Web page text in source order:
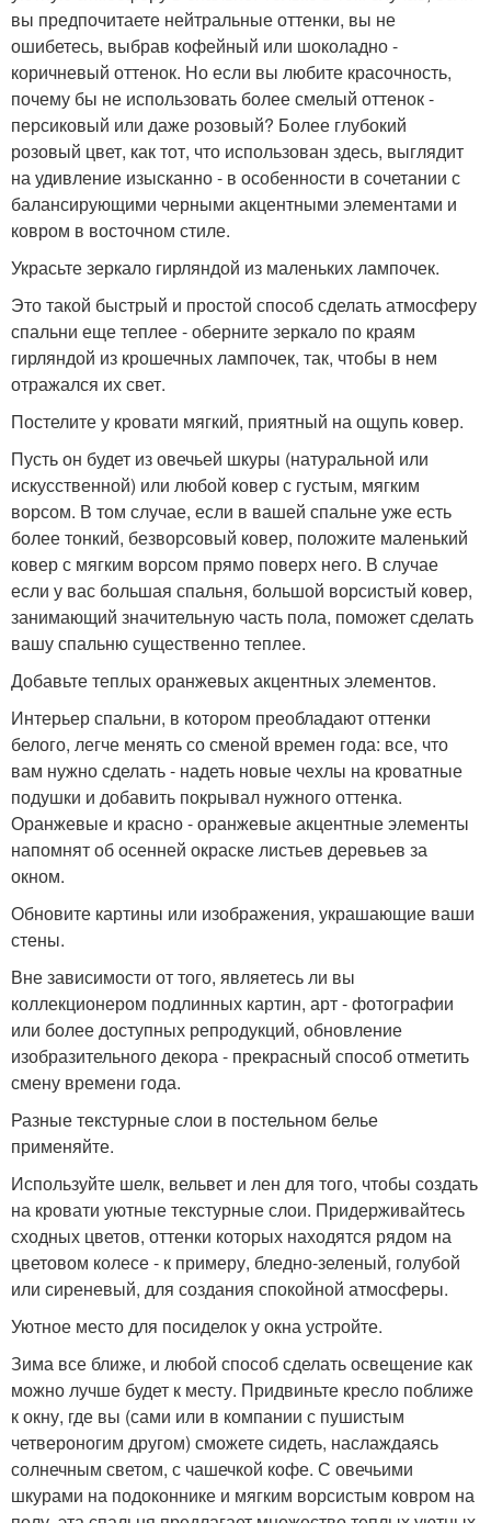
вы предпочитаете нейтральные оттенки, вы не
ошибетесь, выбрав кофейный или шоколадно -
коричневый оттенок. Но если вы любите красочность,
почему бы не использовать более смелый оттенок -
персиковый или даже розовый? Более глубокий
розовый цвет, как тот, что использован здесь, выглядит
на удивление изысканно - в особенности в сочетании с
балансирующими черными акцентными элементами и
ковром в восточном стиле.
Украсьте зеркало гирляндой из маленьких лампочек.
Это такой быстрый и простой способ сделать атмосферу
спальни еще теплее - оберните зеркало по краям
гирляндой из крошечных лампочек, так, чтобы в нем
отражался их свет.
Постелите у кровати мягкий, приятный на ощупь ковер.
Пусть он будет из овечьей шкуры (натуральной или
искусственной) или любой ковер с густым, мягким
ворсом. В том случае, если в вашей спальне уже есть
более тонкий, безворсовый ковер, положите маленький
ковер с мягким ворсом прямо поверх него. В случае
если у вас большая спальня, большой ворсистый ковер,
занимающий значительную часть пола, поможет сделать
вашу спальню существенно теплее.
Добавьте теплых оранжевых акцентных элементов.
Интерьер спальни, в котором преобладают оттенки
белого, легче менять со сменой времен года: все, что
вам нужно сделать - надеть новые чехлы на кроватные
подушки и добавить покрывал нужного оттенка.
Оранжевые и красно - оранжевые акцентные элементы
напомнят об осенней окраске листьев деревьев за
окном.
Обновите картины или изображения, украшающие ваши
стены.
Вне зависимости от того, являетесь ли вы
коллекционером подлинных картин, арт - фотографии
или более доступных репродукций, обновление
изобразительного декора - прекрасный способ отметить
смену времени года.
Разные текстурные слои в постельном белье
применяйте.
Используйте шелк, вельвет и лен для того, чтобы создать
на кровати уютные текстурные слои. Придерживайтесь
сходных цветов, оттенки которых находятся рядом на
цветовом колесе - к примеру, бледно-зеленый, голубой
или сиреневый, для создания спокойной атмосферы.
Уютное место для посиделок у окна устройте.
Зима все ближе, и любой способ сделать освещение как
можно лучше будет к месту. Придвиньте кресло поближе
к окну, где вы (сами или в компании с пушистым
четвероногим другом) сможете сидеть, наслаждаясь
солнечным светом, с чашечкой кофе. С овечьими
шкурами на подоконнике и мягким ворсистым ковром на